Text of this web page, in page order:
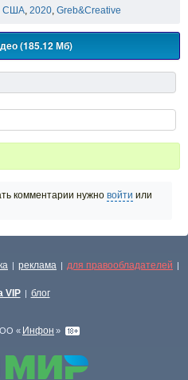
США, 2020, Greb&Creative
(185.12 Мб)
комментарии нужно войти или
| реклама | для правообладателей |
VIP | блог
« Инфон »